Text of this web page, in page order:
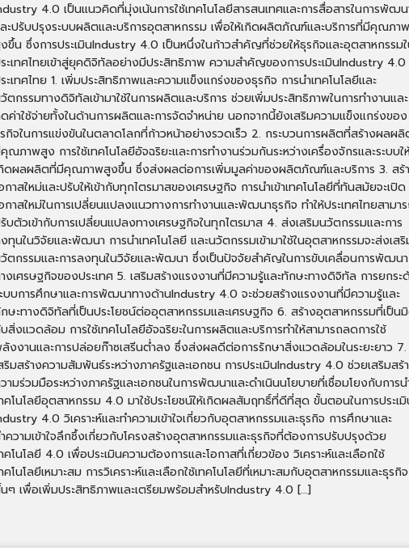
4.0 เป็นแนวคิดที่มุ่งเน้นการใช้เทคโนโลยีสารสนเทศและการสื่อสารในการพัฒ
ะปรับปรุงระบบผลิตและบริการอุตสาหกรรม เพื่อให้เกิดผลิตภัณฑ์และบริการที่มีคุณภาพ
ขึ้น ซึ่งการประเมินIndustry 4.0 เป็นหนึ่งในก้าวสำคัญที่ช่วยให้ธุรกิจและอุตสาหกรรม
ะเทศไทยเข้าสู่ยุคดิจิทัลอย่างมีประสิทธิภาพ ความสำคัญของการประเมินIndustry 4.0
ะเทศไทย 1. เพิ่มประสิทธิภาพและความแข็งแกร่งของธุรกิจ การนำเทคโนโลยีและ
ตกรรมทางดิจิทัลเข้ามาใช้ในการผลิตและบริการ ช่วยเพิ่มประสิทธิภาพในการทำงานและ
ค่าใช้จ่ายทั้งในด้านการผลิตและการจัดจำหน่าย นอกจากนี้ยังเสริมความแข็งแกร่งของ
กิจในการแข่งขันในตลาดโลกที่ก้าวหน้าอย่างรวดเร็ว 2. กระบวนการผลิตที่สร้างผลผ
ณภาพสูง การใช้เทคโนโลยีอัจฉริยะและการทำงานร่วมกันระหว่างเครื่องจักรและระบบใ
ดผลผลิตที่มีคุณภาพสูงขึ้น ซึ่งส่งผลต่อการเพิ่มมูลค่าของผลิตภัณฑ์และบริการ 3. สร้
กาสใหม่และปรับให้เข้ากับทุกไตรมาสของเศรษฐกิจ การนำเข้าเทคโนโลยีที่ทันสมัยจะเปิด
กาสใหม่ในการเปลี่ยนแปลงแนวทางการทำงานและพัฒนาธุรกิจ ทำให้ประเทศไทยสามา
บตัวเข้ากับการเปลี่ยนแปลงทางเศรษฐกิจในทุกไตรมาส 4. ส่งเสริมนวัตกรรมและการ
ทุนในวิจัยและพัฒนา การนำเทคโนโลยี และนวัตกรรมเข้ามาใช้ในอุตสาหกรรมจะส่งเสริ
ตกรรมและการลงทุนในวิจัยและพัฒนา ซึ่งเป็นปัจจัยสำคัญในการขับเคลื่อนการพัฒนา
งเศรษฐกิจของประเทศ 5. เสริมสร้างแรงงานที่มีความรู้และทักษะทางดิจิทัล การยกระ
บบการศึกษาและการพัฒนาทางด้านIndustry 4.0 จะช่วยสร้างแรงงานที่มีความรู้และ
ษะทางดิจิทัลที่เป็นประโยชน์ต่ออุตสาหกรรมและเศรษฐกิจ 6. สร้างอุตสาหกรรมที่เป็น
สิ่งแวดล้อม การใช้เทคโนโลยีอัจฉริยะในการผลิตและบริการทำให้สามารถลดการใช้
งงานและการปล่อยก๊าซเสรีนต่ำลง ซึ่งส่งผลดีต่อการรักษาสิ่งแวดล้อมในระยะยาว 7.
ริมสร้างความสัมพันธ์ระหว่างภาครัฐและเอกชน การประเมินIndustry 4.0 ช่วยเสริมสร้
ามร่วมมือระหว่างภาครัฐและเอกชนในการพัฒนาและดำเนินนโยบายที่เชื่อมโยงกับการน
คโนโลยีอุตสาหกรรม 4.0 มาใช้ประโยชน์ให้เกิดผลสัมฤทธิ์ที่ดีที่สุด ขั้นตอนในการประเ
4.0 วิเคราะห์และทำความเข้าใจเกี่ยวกับอุตสาหกรรมและธุรกิจ การศึกษาและ
ความเข้าใจลึกซึ้งเกี่ยวกับโครงสร้างอุตสาหกรรมและธุรกิจที่ต้องการปรับปรุงด้วย
คโนโลยี 4.0 เพื่อประเมินความต้องการและโอกาสที่เกี่ยวข้อง วิเคราะห์และเลือกใช้
คโนโลยีเหมาะสม การวิเคราะห์และเลือกใช้เทคโนโลยีที่เหมาะสมกับอุตสาหกรรมและธุรกิจ
ๆ เพื่อเพิ่มประสิทธิภาพและเตรียมพร้อมสำหรับIndustry 4.0 […]